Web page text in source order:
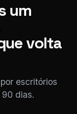
um
volta
escritórios
dias.